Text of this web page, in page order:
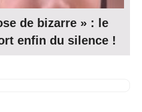
de bizarre » : le
enfin du silence !